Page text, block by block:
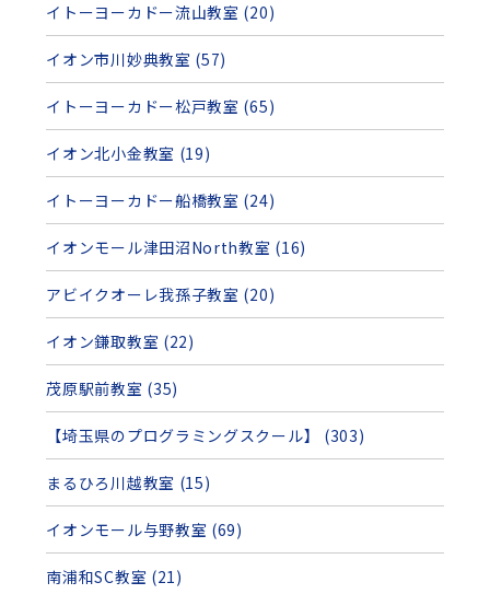
イトーヨーカドー流山教室 (20)
イオン市川妙典教室 (57)
イトーヨーカドー松戸教室 (65)
イオン北小金教室 (19)
イトーヨーカドー船橋教室 (24)
イオンモール津田沼North教室 (16)
アビイクオーレ我孫子教室 (20)
イオン鎌取教室 (22)
茂原駅前教室 (35)
【埼玉県のプログラミングスクール】 (303)
まるひろ川越教室 (15)
イオンモール与野教室 (69)
南浦和SC教室 (21)